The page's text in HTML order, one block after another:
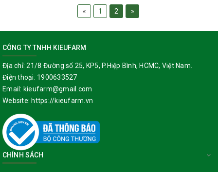
« 1 2 »
CÔNG TY TNHH KIEUFARM
Địa chỉ: 21/8 Đường số 25, KP5, P.Hiệp Bình, HCMC, Việt Nam.
Điện thoại: 1900633527
Email: kieufarm@gmail.com
Website: https://kieufarm.vn
CHÍNH SÁCH